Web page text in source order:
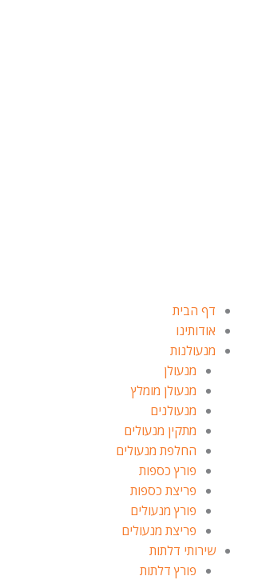
דף הבית
אודותינו
מנעולנות
מנעולן
מנעולן מומלץ
מנעולנים
מתקין מנעולים
החלפת מנעולים
פורץ כספות
פריצת כספות
פורץ מנעולים
פריצת מנעולים
שירותי דלתות
פורץ דלתות